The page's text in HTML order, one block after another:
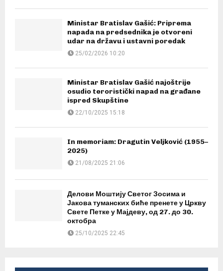
Ministar Bratislav Gašić: Priprema
napada na predsednika je otvoreni
udar na državu i ustavni poredak
25/02/2026 10:20
Ministar Bratislav Gašić najoštrije
osudio teroristički napad na građane
ispred Skupštine
22/10/2025 15:18
In memoriam: Dragutin Veljković (1955–
2025)
21/08/2025 21:06
Делови Моштију Светог Зосима и
Јакова туманских биће пренете у Цркву
Свете Петке у Мајдеву, од 27. до 30.
октобра
25/10/2025 22:45